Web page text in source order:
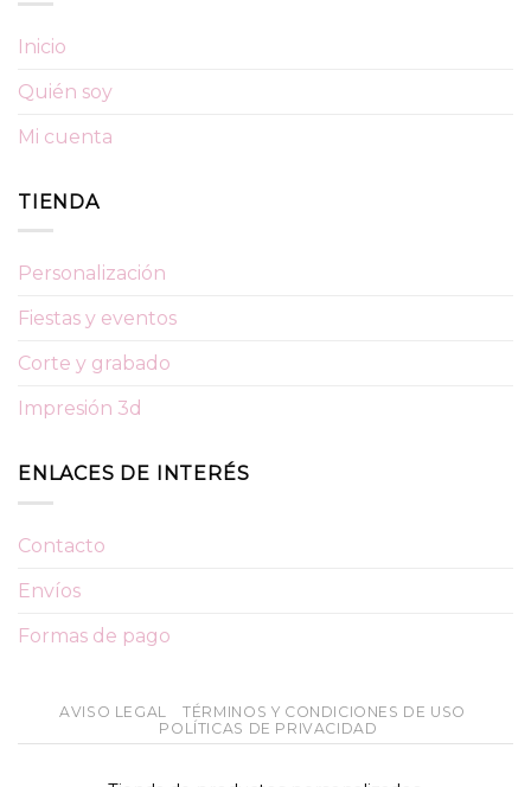
Inicio
Quién soy
Mi cuenta
TIENDA
Personalización
Fiestas y eventos
Corte y grabado
Impresión 3d
ENLACES DE INTERÉS
Contacto
Envíos
Formas de pago
AVISO LEGAL
TÉRMINOS Y CONDICIONES DE USO
POLÍTICAS DE PRIVACIDAD